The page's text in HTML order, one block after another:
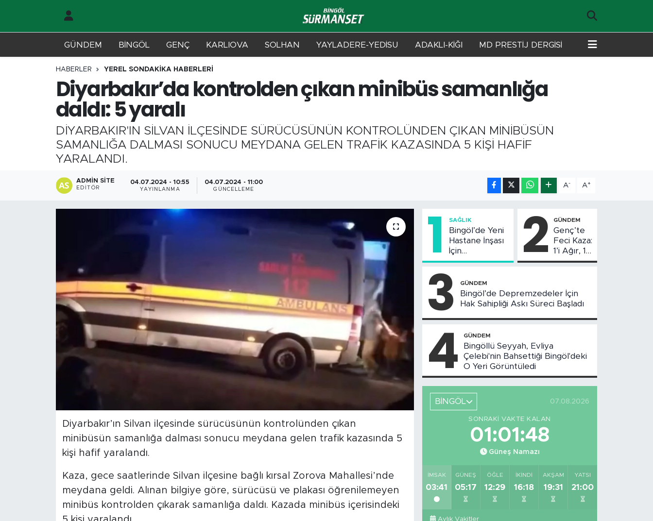
GÜNDEM BİNGÖL GENÇ KARLIOVA SOLHAN YAYLADERE-YEDİSU ADAKLI-KİĞI MD PRESTİJ DERGİSİ
HABERLER YEREL SONDAKİKA HABERLERİ
Diyarbakır’da kontrolden çıkan minibüs samanlığa
daldı: 5 yaralı
DİYARBAKIR'IN SİLVAN İLÇESİNDE SÜRÜCÜSÜNÜN KONTROLÜNDEN ÇIKAN MİNİBÜSÜN
SAMANLIĞA DALMASI SONUCU MEYDANA GELEN TRAFİK KAZASINDA 5 KİŞİ HAFİF
YARALANDI.
ADMIN SITE
EDITÖR
04.07.2024 - 10:55
YAYINLANMA
04.07.2024 - 11:00
GÜNCELLEME
A- A+
Diyarbakır’ın Silvan ilçesinde sürücüsünün kontrolünden çıkan
minibüsün samanlığa dalması sonucu meydana gelen trafik kazasında 5
kişi hafif yaralandı.
Kaza, gece saatlerinde Silvan ilçesine bağlı kırsal Zorova Mahallesi’nde
meydana geldi. Alınan bilgiye göre, sürücüsü ve plakası öğrenilemeyen
minibüs kontrolden çıkarak samanlığa daldı. Kazada minibüs içerisindeki
1 SAĞLIK
Bingöl’de Yeni
Hastane İnşası
İçin
Değerlendirme
Yapıldı
2 GÜNDEM
Genç’te
Feci Kaza:
1’i Ağır, 10
Yaralı
3 GÜNDEM
Bingöl’de Depremzedeler İçin
Hak Sahipliği Askı Süreci Başladı
4 GÜNDEM
Bingöllü Seyyah, Evliya
Çelebi'nin Bahsettiği Bingöl'deki
O Yeri Görüntüledi
BİNGÖL 07.08.2026
SONRAKI VAKTE KALAN
01:01:47
Güneş Namazı
İMSAK
03:41
GÜNEŞ
05:17
ÖĞLE
12:29
İKINDI
16:18
AKŞAM
19:31
YATSI
21:00
Aylık Vakitler
Karlıova
Adaklı-Kiğı
Yayladere-Yedisu
MD Prestij Dergisi
Siyaset
Hava Durumu
Merkez Trafik Yoğunluk Haritası
Süper Lig Puan Durumu ve Fikstür
Tüm Manşetler
Son Dakika Haberleri
Haber Arşivi